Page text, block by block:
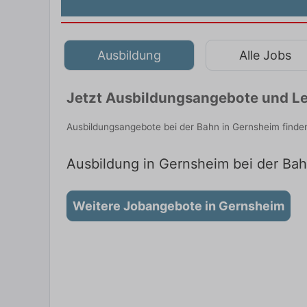
Ausbildung Alle Jobs
Jetzt Ausbildungsangebote und
Ausbildungsangebote bei der Bahn in Gernsheim
Ausbildung in Gernsheim bei der
Weitere Jobangebote in Gernsheim